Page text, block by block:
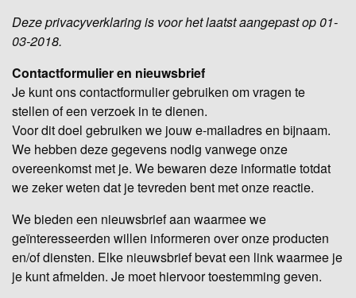
Deze privacyverklaring is voor het laatst aangepast op 01-
03-2018.
Contactformulier en nieuwsbrief
Je kunt ons contactformulier gebruiken om vragen te
stellen of een verzoek in te dienen.
Voor dit doel gebruiken we jouw e-mailadres en bijnaam.
We hebben deze gegevens nodig vanwege onze
overeenkomst met je. We bewaren deze informatie totdat
we zeker weten dat je tevreden bent met onze reactie.
We bieden een nieuwsbrief aan waarmee we
geïnteresseerden willen informeren over onze producten
en/of diensten. Elke nieuwsbrief bevat een link waarmee je
je kunt afmelden. Je moet hiervoor toestemming geven.